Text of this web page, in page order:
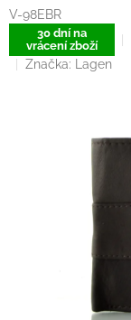
V-98EBR
30 dní na
vrácení zboží
Značka: Lagen